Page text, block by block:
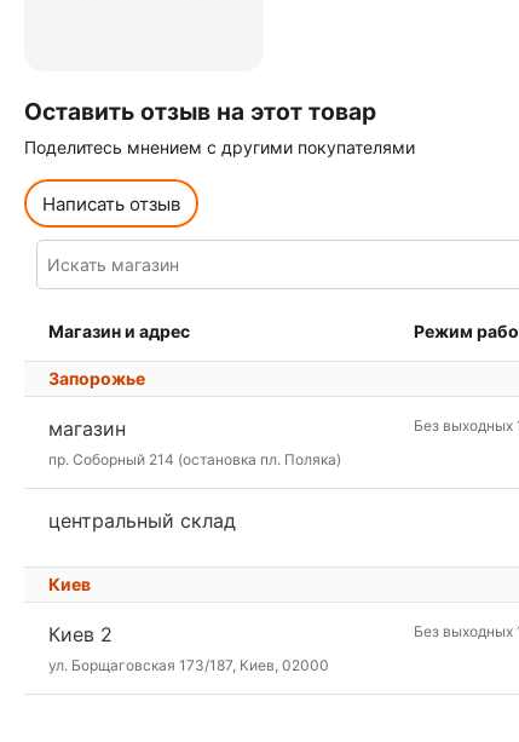
Оставить отзыв на этот товар
Поделитесь мнением с другими покупателями
Написать отзыв
Магазин и адрес Режим
Запорожье
магазин
пр. Соборный 214 (остановка пл. Поляка)
Без выходных
центральный склад
Киев
Киев 2
ул. Борщаговская 173/187, Киев, 02000
Без выходных